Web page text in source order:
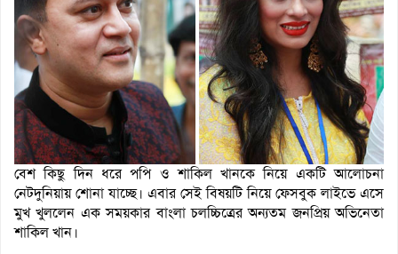
বেশ কিছু দিন ধরে পপি ও শাকিল খানকে নিয়ে একটি আলোচনা
নেটদুনিয়ায় শোনা যাচ্ছে। এবার সেই বিষয়টি নিয়ে ফেসবুক লাইভে এসে
মুখ খুললেন এক সময়কার বাংলা চলচ্চিত্রের অন্যতম জনপ্রিয় অভিনেতা
শাকিল খান।